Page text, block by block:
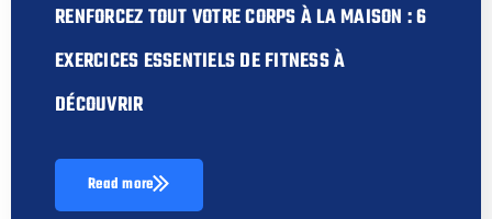
RENFORCEZ TOUT VOTRE CORPS À LA MAISON : 6
EXERCICES ESSENTIELS DE FITNESS À
DÉCOUVRIR
Read more